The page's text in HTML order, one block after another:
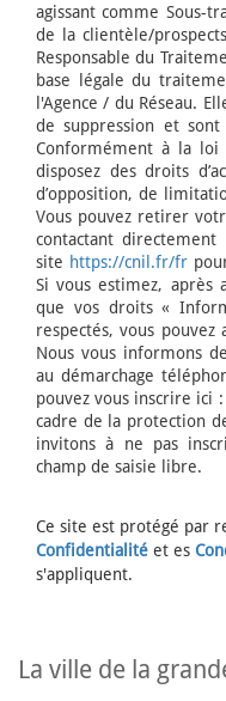
agissant comme Sous-
de la clientèle/
Responsable du
base légale du
l'Agence / du Réseau.
de suppression et sont
Conformément à la
disposez des droits
d’opposition, de
Vous pouvez retirer
contactant directement
site https://cnil.fr/fr
Si vous estimez, après
que vos droits «
respectés, vous pouvez
Nous vous informons
au démarchage
pouvez vous inscrire ici :
cadre de la protection
invitons à ne pas
champ de saisie libre.
Ce site est protégé par
Confidentialité et es
s'appliquent.
la ville de la